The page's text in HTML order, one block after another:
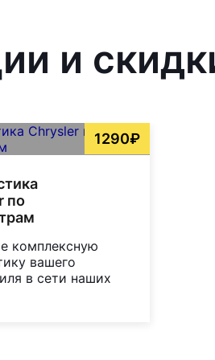
и
1290₽
по
комплексную
вашего
в сети наших